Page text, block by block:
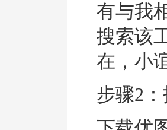
有与我
搜索该
在，小
步骤2